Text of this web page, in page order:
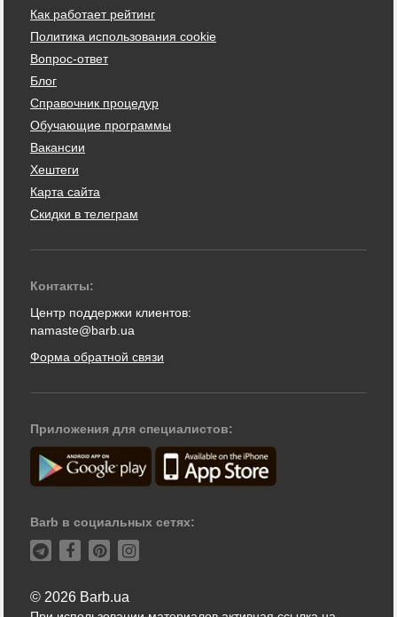
Как работает рейтинг
Политика использования cookie
Вопрос-ответ
Блог
Справочник процедур
Обучающие программы
Вакансии
Хештеги
Карта сайта
Скидки в телеграм
Контакты:
Центр поддержки клиентов:
namaste@barb.ua
Форма обратной связи
Приложения для специалистов:
Barb в социальных сетях:
© 2026 Barb.ua